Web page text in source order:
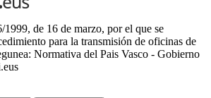
de 16 de marzo, por el que se
para la transmisión de oficinas de
Normativa del Pais Vasco - Gobierno